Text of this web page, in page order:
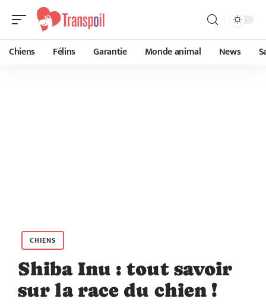
Chiens Félins Garantie Monde animal News
CHIENS
Shiba Inu : tout savoir
sur la race du chien !